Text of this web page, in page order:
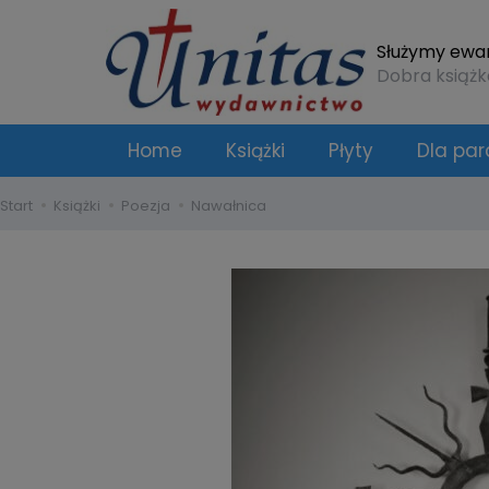
Służymy
Dobra
Home Książki Płyty Dla
Start Książki Poezja Nawałnica